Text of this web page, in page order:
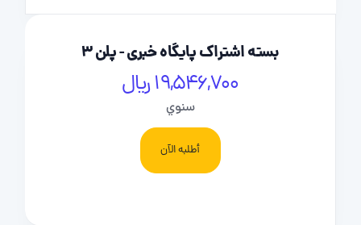
بسته اشتراک پایگاه خبری - پلن 3
19,546,700 ریال
سنوي
أطلبه الآن